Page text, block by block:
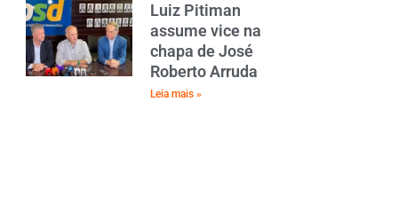
Luiz Pitiman
assume vice na
chapa de José
Roberto Arruda
Leia mais »